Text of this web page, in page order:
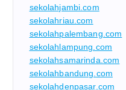
sekolahjambi.com
sekolahriau.com
sekolahpalembang.com
sekolahlampung.com
sekolahsamarinda.com
sekolahbandung.com
sekolahdenpasar.com